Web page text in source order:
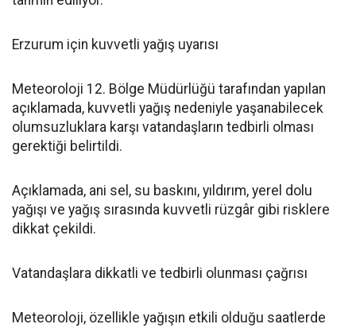
Erzurum için kuvvetli yağış uyarısı
Meteoroloji 12. Bölge Müdürlüğü tarafından yapılan
açıklamada, kuvvetli yağış nedeniyle yaşanabilecek
olumsuzluklara karşı vatandaşların tedbirli olması
gerektiği belirtildi.
Açıklamada, ani sel, su baskını, yıldırım, yerel dolu
yağışı ve yağış sırasında kuvvetli rüzgâr gibi risklere
dikkat çekildi.
Vatandaşlara dikkatli ve tedbirli olunması çağrısı
Meteoroloji, özellikle yağışın etkili olduğu saatlerde